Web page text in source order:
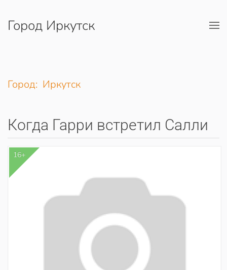
Перейти к содержимому
Город Иркутск
Город: Иркутск
Когда Гарри встретил Салли
16+